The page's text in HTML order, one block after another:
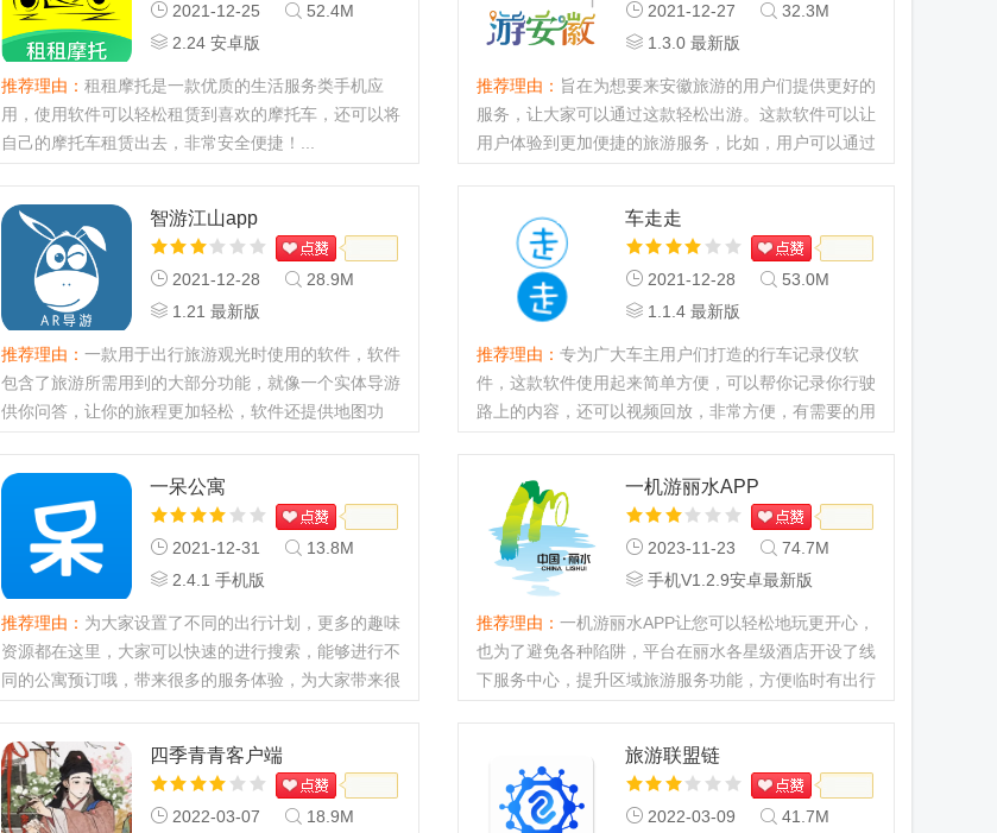
2021-12-25
52.4M
2.24 安卓版
推荐理由： 租租摩托是一款优质的生活服务类手机应
用，使用软件可以轻松租赁到喜欢的摩托车，还可以将
自己的摩托车租赁出去，非常安全便捷！...
2021-12-27
32.3M
1.3.0 最新版
推荐理由： 旨在为想要来安徽旅游的用户们提供更好的
服务，让大家可以通过这款轻松出游。这款软件可以让
用户体验到更加便捷的旅游服务，比如，用户可以通过
智游江山app
2021-12-28
28.9M
1.21 最新版
推荐理由： 一款用于出行旅游观光时使用的软件，软件
包含了旅游所需用到的大部分功能，就像一个实体导游
供你问答，让你的旅程更加轻松，软件还提供地图功
车走走
2021-12-28
53.0M
1.1.4 最新版
推荐理由： 专为广大车主用户们打造的行车记录仪软
件，这款软件使用起来简单方便，可以帮你记录你行驶
路上的内容，还可以视频回放，非常方便，有需要的用
一呆公寓
2021-12-31
13.8M
2.4.1 手机版
推荐理由： 为大家设置了不同的出行计划，更多的趣味
资源都在这里，大家可以快速的进行搜索，能够进行不
同的公寓预订哦，带来很多的服务体验，为大家带来很
一机游丽水APP
2023-11-23
74.7M
手机V1.2.9安卓最新版
推荐理由： 一机游丽水APP让您可以轻松地玩更开心，
也为了避免各种陷阱，平台在丽水各星级酒店开设了线
下服务中心，提升区域旅游服务功能，方便临时有出行
四季青青客户端
2022-03-07
18.9M
旅游联盟链
2022-03-09
41.7M